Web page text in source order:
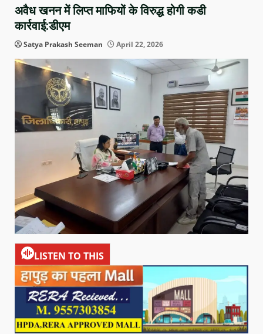
अवैध खनन में लिप्त माफियों के विरुद्ध होगी कडी
कार्रवाई:डीएम
Satya Prakash Seeman April 22, 2026
LISTEN TO THIS